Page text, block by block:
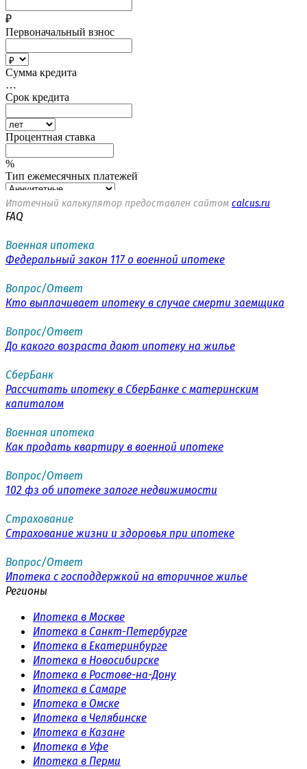
Ипотечный калькулятор предоставлен сайтом calcus.ru
FAQ
Военная ипотека
Федеральный закон 117 о военной ипотеке
Вопрос/Ответ
Кто выплачивает ипотеку в случае смерти заемщика
Вопрос/Ответ
До какого возраста дают ипотеку на жилье
СберБанк
Рассчитать ипотеку в СберБанке с материнским
капиталом
Военная ипотека
Как продать квартиру в военной ипотеке
Вопрос/Ответ
102 фз об ипотеке залоге недвижимости
Страхование
Страхование жизни и здоровья при ипотеке
Вопрос/Ответ
Ипотека с господдержкой на вторичное жилье
Регионы
Ипотека в Москве
Ипотека в Санкт-Петербурге
Ипотека в Екатеринбурге
Ипотека в Новосибирске
Ипотека в Ростове-на-Дону
Ипотека в Самаре
Ипотека в Омске
Ипотека в Челябинске
Ипотека в Казане
Ипотека в Уфе
Ипотека в Перми